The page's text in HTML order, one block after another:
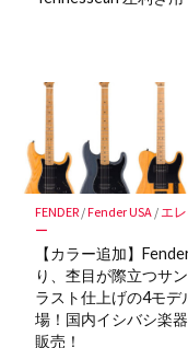
FENDER/Fender USA/エ
ー
【カラー追加】
り、杢目が際立つサ
ラスト仕上げの4モデ
場！国内イシバシ楽
販売！